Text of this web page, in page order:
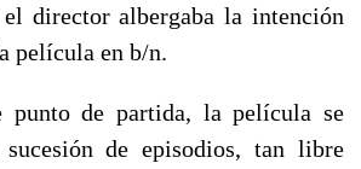
director albergaba la intención
película en b/n.
punto de partida, la película se
de episodios, tan libre